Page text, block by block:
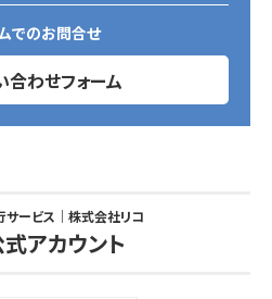
でのお問合せ
合わせフォーム
ービス｜株式会社リコ
アカウント